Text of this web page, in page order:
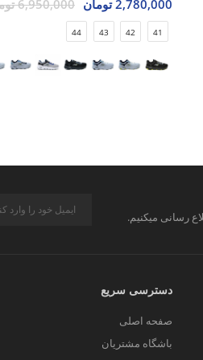
2,780,000 تومان 6,950,000 تومان
41
42
43
44
رسانی میکنیم.
دسترسی سریع
صفحه اصلی
باشگاه مشتریان